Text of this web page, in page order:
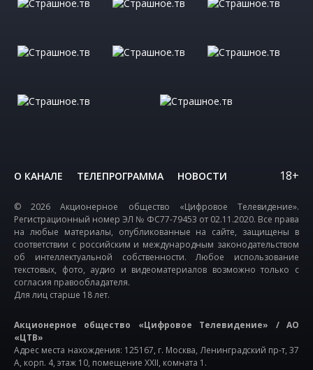
О КАНАЛЕ ТЕЛЕПРОГРАММА НОВОСТИ 18+
© 2026 Акционерное общество «Цифровое Телевидение».
Регистрационный номер ЭЛ № ФС77-79453 от 02.11.2020. Все права
на любые материалы, опубликованные на сайте, защищены в
соответствии с российским и международным законодательством
об интеллектуальной собственности. Любое использование
текстовых, фото, аудио и видеоматериалов возможно только с
согласия правообладателя.
Для лиц старше 18 лет.
Акционерное общество «Цифровое Телевидение» / АО
«ЦТВ»
Адрес места нахождения: 125167, г. Москва, Ленинградский пр-т, 37
А, корп. 4, этаж 10, помещение XXII, комната 1.